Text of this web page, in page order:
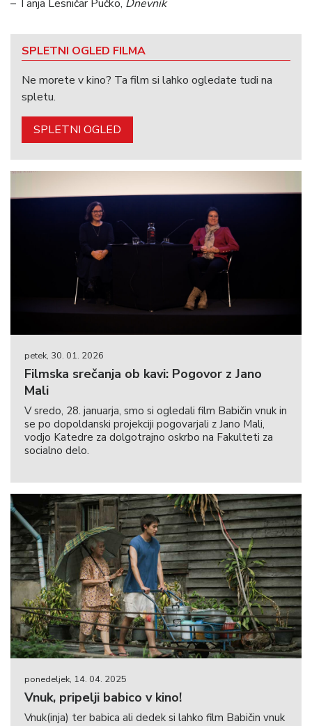
– Tanja Lesničar Pučko, Dnevnik
SPLETNI OGLED FILMA
Ne morete v kino? Ta film si lahko ogledate tudi na
spletu.
SPLETNI OGLED
petek, 30. 01. 2026
Filmska srečanja ob kavi: Pogovor z Jano
Mali
V sredo, 28. januarja, smo si ogledali film Babičin vnuk in
se po dopoldanski projekciji pogovarjali z Jano Mali,
vodjo Katedre za dolgotrajno oskrbo na Fakulteti za
socialno delo.
ponedeljek, 14. 04. 2025
Vnuk, pripelji babico v kino!
Vnuk(inja) ter babica ali dedek si lahko film Babičin vnuk